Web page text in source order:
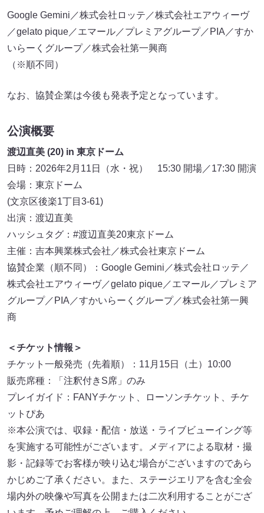
Google Gemini／株式会社ロッテ／株式会社エアウィーヴ
／gelato pique／エマール／プレミアグループ／PIA／すか
いらーくグループ／株式会社第一興商
（※順不同）
なお、協賛企業は今後も発表予定となっています。
公演概要
渡辺直美 (20) in 東京ドーム
日時：2026年2月11日（水・祝） 15:30 開場／17:30 開演
会場：東京ドーム
(文京区後楽1丁目3-61)
出演：渡辺直美
ハッシュタグ：#渡辺直美20東京ドーム
主催：吉本興業株式会社／株式会社東京ドーム
協賛企業（順不同）：Google Gemini／株式会社ロッテ／
株式会社エアウィーヴ／gelato pique／エマール／プレミア
グループ／PIA／すかいらーくグループ／株式会社第一興
商
＜チケット情報＞
チケット一般発売（先着順）：11月15日（土）10:00
販売席種：「注釈付きS席」のみ
プレイガイド：FANYチケット、ローソンチケット、チケ
ットぴあ
※本公演では、収録・配信・放送・ライブビューイング等
を実施する可能性がございます。メディアによる取材・撮
影・記録等でお客様が映り込む場合がございますのであら
かじめご了承ください。また、ステージエリアを含む全会
場内外の映像や写真を公開または二次利用することがござ